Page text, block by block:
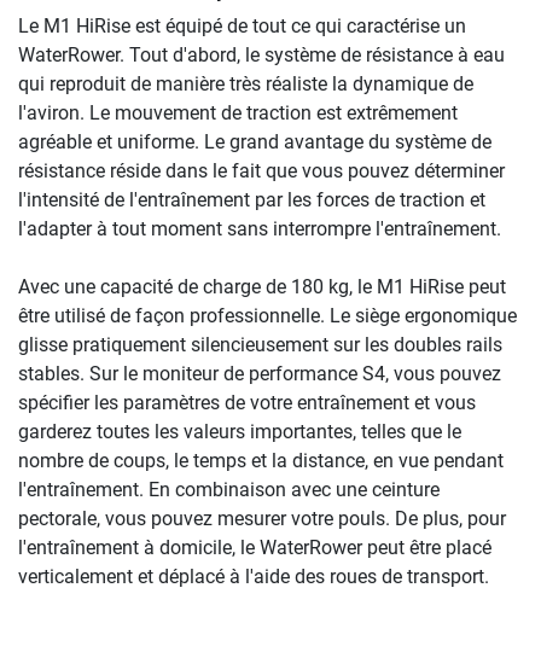
Le M1 HiRise est équipé de tout ce qui caractérise un
WaterRower. Tout d'abord, le système de résistance à eau
qui reproduit de manière très réaliste la dynamique de
l'aviron. Le mouvement de traction est extrêmement
agréable et uniforme. Le grand avantage du système de
résistance réside dans le fait que vous pouvez déterminer
l'intensité de l'entraînement par les forces de traction et
l'adapter à tout moment sans interrompre l'entraînement.
Avec une capacité de charge de 180 kg, le M1 HiRise peut
être utilisé de façon professionnelle. Le siège ergonomique
glisse pratiquement silencieusement sur les doubles rails
stables. Sur le moniteur de performance S4, vous pouvez
spécifier les paramètres de votre entraînement et vous
garderez toutes les valeurs importantes, telles que le
nombre de coups, le temps et la distance, en vue pendant
l'entraînement. En combinaison avec une ceinture
pectorale, vous pouvez mesurer votre pouls. De plus, pour
l'entraînement à domicile, le WaterRower peut être placé
verticalement et déplacé à l'aide des roues de transport.